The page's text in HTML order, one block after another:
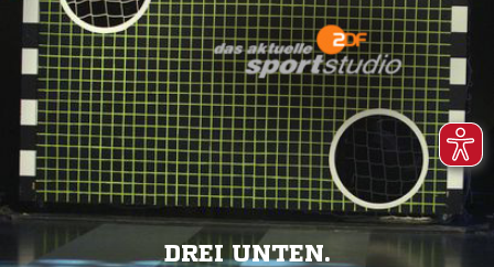
DREI UNTEN.